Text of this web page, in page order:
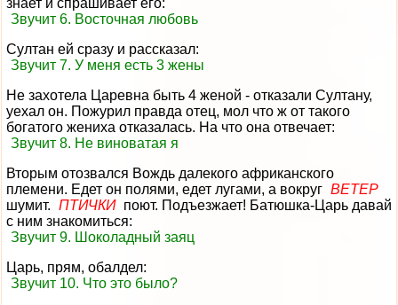
знает и спрашивает его:
Звучит 6. Восточная любовь
Султан ей сразу и рассказал:
Звучит 7. У меня есть 3 жены
Не захотела Царевна быть 4 женой - отказали Султану,
уехал он. Пожурил правда отец, мол что ж от такого
богатого жениха отказалась. На что она отвечает:
Звучит 8. Не виноватая я
Вторым отозвался Вождь далекого африканского
племени. Едет он полями, едет лугами, а вокруг ВЕТЕР
шумит. ПТИЧКИ поют. Подъезжает! Батюшка-Царь давай
с ним знакомиться:
Звучит 9. Шоколадный заяц
Царь, прям, обалдел:
Звучит 10. Что это было?